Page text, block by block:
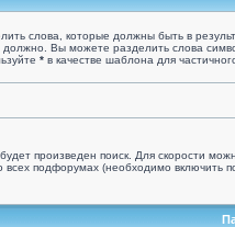
слова, которые должны быть в
должно. Вы можете разделить слова
* в качестве шаблона для
произведен поиск. Для скорости
подфорумах (необходимо включить